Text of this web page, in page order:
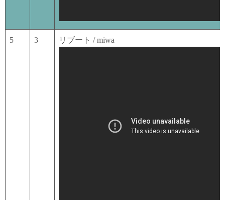
5 3 リブート / miwa